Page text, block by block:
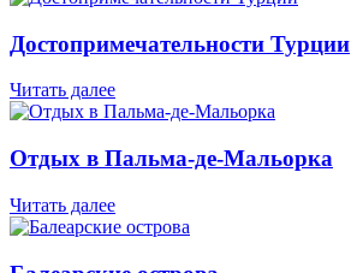
Достопримечательности Турции
Читать далее
Отдых в Пальма-де-Мальорка
Читать далее